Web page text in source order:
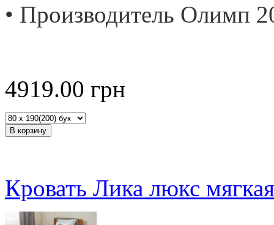
• Производитель Олимп
4919.00 грн
Кровать Лика люкс